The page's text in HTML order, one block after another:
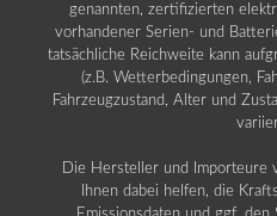
genannten, zertifizierten
vorhandener Serien- und
tatsächliche Reichweite kann
(z.B. Wetterbedingungen,
Fahrzeugzustand, Alter und
Die Hersteller und Importeure
Ihnen dabei helfen, die